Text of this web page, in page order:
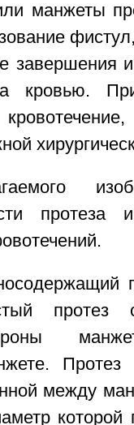
манжеты
завершения
кровью.
протеза
протез
Протез
между